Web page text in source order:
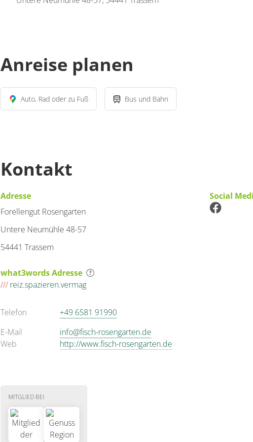
Anreise planen
Auto, Rad oder zu Fuß Bus und Bahn
Kontakt
Adresse
Forellengut Rosengarten
Untere Neumühle 48-57
54441 Trassem
what3words Adresse
/// reiz.spazieren.vermag
Telefon
+49 6581 91990
E-Mail
info@fisch-rosengarten.de
Web
http://www.fisch-rosengarten.de
Social
MITGLIED BEI